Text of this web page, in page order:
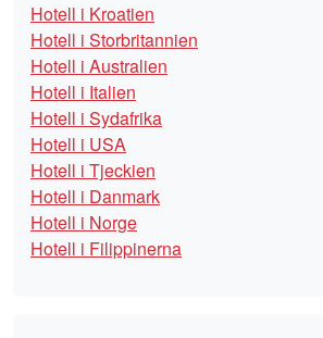
Hotell i Kroatien
Hotell i Storbritannien
Hotell i Australien
Hotell i Italien
Hotell i Sydafrika
Hotell i USA
Hotell i Tjeckien
Hotell i Danmark
Hotell i Norge
Hotell i Filippinerna